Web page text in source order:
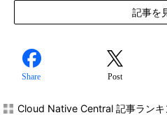
記事を
Share Post
Cloud Native Central 記事ランキ